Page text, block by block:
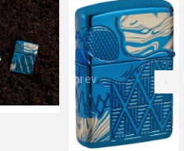
prev